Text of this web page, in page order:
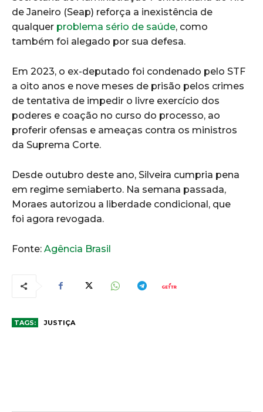
de Janeiro (Seap) reforça a inexistência de
qualquer problema sério de saúde, como
também foi alegado por sua defesa.
Em 2023, o ex-deputado foi condenado pelo STF
a oito anos e nove meses de prisão pelos crimes
de tentativa de impedir o livre exercício dos
poderes e coação no curso do processo, ao
proferir ofensas e ameaças contra os ministros
da Suprema Corte.
Desde outubro deste ano, Silveira cumpria pena
em regime semiaberto. Na semana passada,
Moraes autorizou a liberdade condicional, que
foi agora revogada.
Fonte: Agência Brasil
TAGS: JUSTIÇA